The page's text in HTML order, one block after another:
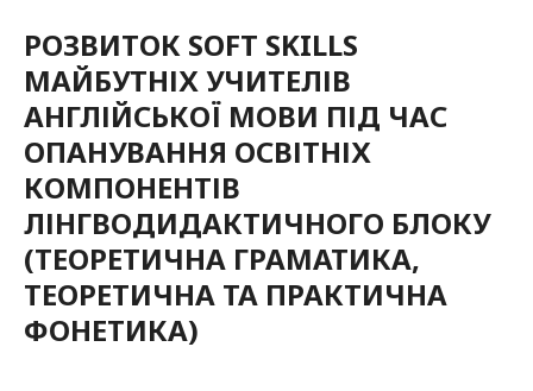
РОЗВИТОК SOFT SKILLS
МАЙБУТНІХ УЧИТЕЛІВ
АНГЛІЙСЬКОЇ МОВИ ПІД ЧАС
ОПАНУВАННЯ ОСВІТНІХ
КОМПОНЕНТІВ
ЛІНГВОДИДАКТИЧНОГО БЛОКУ
(ТЕОРЕТИЧНА ГРАМАТИКА,
ТЕОРЕТИЧНА ТА ПРАКТИЧНА
ФОНЕТИКА)